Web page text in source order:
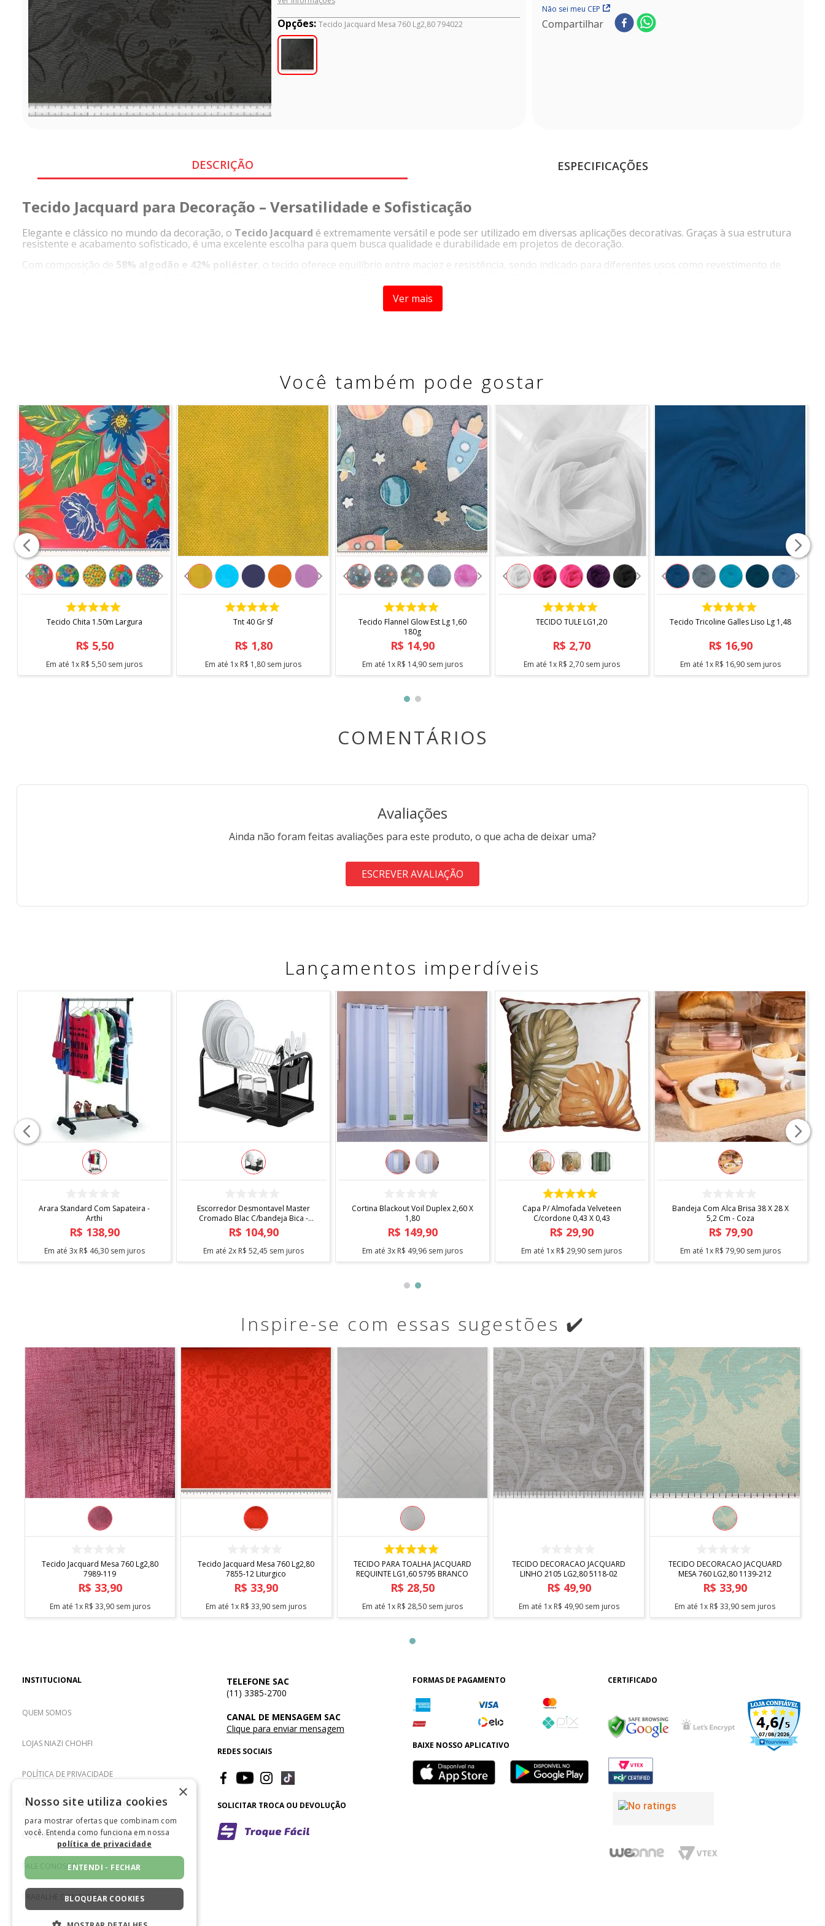
Opções: Tecido Jacquard Mesa 760 Lg2,80 794022
Não sei meu CEP
Compartilhar
DESCRIÇÃO ESPECIFICAÇÕES
Tecido Jacquard para Decoração – Versatilidade e Sofisticação
Elegante e clássico no mundo da decoração, o Tecido Jacquard é extremamente versátil e pode ser utilizado em diversas aplicações decorativas. Graças à sua estrutura
resistente e acabamento sofisticado, é uma excelente escolha para quem busca qualidade e durabilidade em projetos de decoração.
Com composição de 58% algodão e 42% poliéster , o tecido oferece equilíbrio entre maciez e resistência, sendo indicado para diferentes usos como revestimento de
A grande variedade de cores e estampas permite inúmeras possibilidades de criação, tornando cada ambiente mais sofisticado, elegante e personalizado.
Especificações Técnicas
Composição:58% Algodão / 42% Poliéster
Gramatura:590 g/ml
Largura:2,80 m
Instruções de Lavagem
Lavar à mão
Não usar alvejante
Não secar em tambor
Passar ferro até 200°C
Não lavar a seco
Informações Importantes
O produto é vendidoa cada 1 metro, sendo a medida referente a um metro de comprimento pela largura total do tecido.
Caso sejam solicitados 2 metros ou mais, o tecido será enviado em
metragem contínua, sem cortes
. Para pedidos acima de 15 metros, pode ocorrer fracionamento do
*Imagem meramente ilustrativa.
Ver mais
Você também pode gostar
COMPRAR
Tecido Chita 1.50m Largura
R$ 5,50
Em até 1x R$ 5,50 sem juros
COMPRAR
Tnt 40 Gr Sf
R$ 1,80
Em até 1x R$ 1,80 sem juros
COMPRAR
Tecido Flannel Glow Est Lg 1,60
180g
R$ 14,90
Em até 1x R$ 14,90 sem juros
COMPRAR
TECIDO TULE LG1,20
R$ 2,70
Em até 1x R$ 2,70sem juros
COMPRAR
Tecido Tricoline Galles Liso Lg 1,48
R$ 16,90
Em até 1x R$ 16,90 sem juros
COMENTÁRIOS
Avaliações
Ainda não foram feitas avaliações para este produto, o que acha de deixar uma?
ESCREVER AVALIAÇÃO
Lançamentos imperdíveis
Arara Standard Com Sapateira -
Arthi
R$ 138,90
Em até 3x R$ 46,30sem juros
Escorredor Desmontavel Master
Cromado Blac C/bandeja Bica -
Arthi
R$ 104,90
Em até 2x R$ 52,45 sem juros
Cortina Blackout Voil Duplex 2,60 X
1,80
R$ 149,90
Em até 3x R$ 49,96sem juros
COMPRAR
Capa P/ Almofada Velveteen
C/cordone 0,43 X 0,43
R$ 29,90
Em até 1x R$ 29,90 sem juros
Bandeja Com Alca Brisa 38 X 28 X
5,2 Cm - Coza
R$ 79,90
Em até 1x R$ 79,90 sem juros
Inspire-se com essas sugestões ✔️
Tecido Jacquard Mesa 760 Lg2,80
7989-119
R$ 33,90
Em até 1x R$ 33,90sem juros
Tecido Jacquard Mesa 760 Lg2,80
7855-12 Liturgico
R$ 33,90
Em até 1x R$ 33,90 sem juros
COMPRAR
TECIDO PARA TOALHA JACQUARD
REQUINTE LG1,60 5795 BRANCO
R$ 28,50
Em até 1x R$ 28,50 sem juros
TECIDO DECORACAO JACQUARD
LINHO 2105 LG2,80 5118-02
R$ 49,90
Em até 1x R$ 49,90sem juros
TECIDO DECORACAO JACQUARD
MESA 760 LG2,80 1139-212
R$ 33,90
Em até 1x R$ 33,90 sem juros
INSTITUCIONAL
QUEM SOMOS
LOJAS NIAZI CHOHFI
POLÍTICA DE PRIVACIDADE
CONDIÇÕES DE COMPRA E VENDA
CORTINAS E PERSIANAS SOB MEDIDA
FALE CONOSCO
TRABALHE CONOSCO
TELEFONE SAC
(11) 3385-2700
CANAL DE MENSAGEM SAC
Clique para enviar mensagem
REDES SOCIAIS
SOLICITAR TROCA OU DEVOLUÇÃO
FORMAS DE PAGAMENTO
BAIXE NOSSO APLICATIVO
CERTIFICADO
×
Nosso site utiliza cookies
para mostrar ofertas que combinam com
você. Entenda como funciona em nossa
política de privacidade
ENTENDI - FECHAR
BLOQUEAR COOKIES